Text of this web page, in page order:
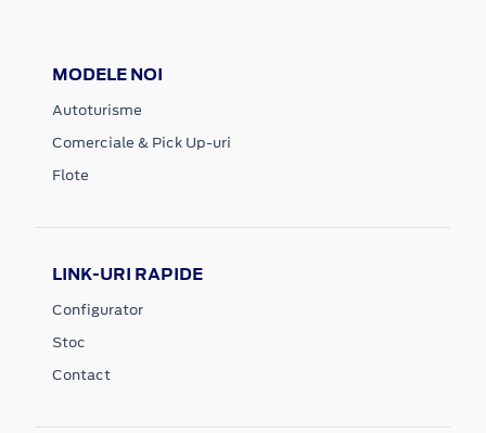
MODELE NOI
Autoturisme
Comerciale & Pick Up-uri
Flote
LINK-URI RAPIDE
Configurator
Stoc
Contact